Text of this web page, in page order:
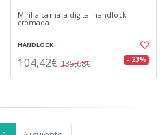
Mirilla camara digital handlock
cromada
HANDLOCK
104,42€ 135,68€ - 23%